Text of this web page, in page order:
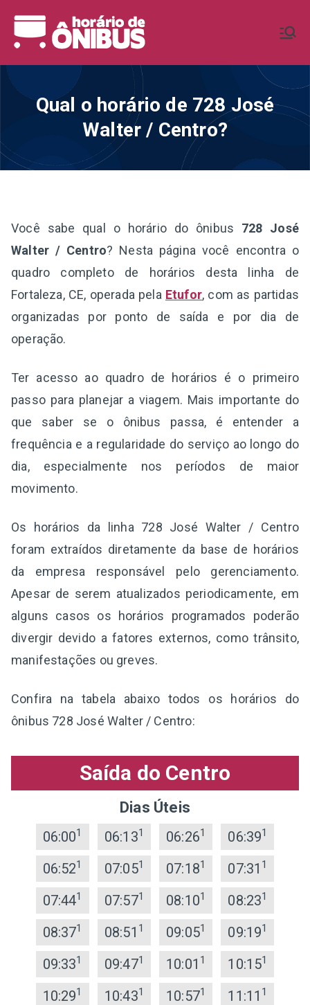
para
Ônibus BR
Horários de Ônibus de todo o
Qual o horário de 728 José
Walter / Centro?
Você sabe qual o horário do ônibus 728 José
Walter / Centro? Nesta página você encontra o
quadro completo de horários desta linha de
Fortaleza, CE, operada pela Etufor, com as partidas
organizadas por ponto de saída e por dia de
operação.
Ter acesso ao quadro de horários é o primeiro
passo para planejar a viagem. Mais importante do
que saber se o ônibus passa, é entender a
frequência e a regularidade do serviço ao longo do
dia, especialmente nos períodos de maior
movimento.
Os horários da linha 728 José Walter / Centro
foram extraídos diretamente da base de horários
da empresa responsável pelo gerenciamento.
Apesar de serem atualizados periodicamente, em
alguns casos os horários programados poderão
divergir devido a fatores externos, como trânsito,
manifestações ou greves.
Confira na tabela abaixo todos os horários do
ônibus 728 José Walter / Centro:
Saída do Centro
Dias Úteis
06:001 06:131 06:261 06:391
06:521 07:051 07:181 07:31 1
07:441 07:571 08:101 08:231
08:371 08:51 1 09:051 09:191
09:331 09:471 10:01 1 10:151
10:291 10:431 10:571 11:11 1